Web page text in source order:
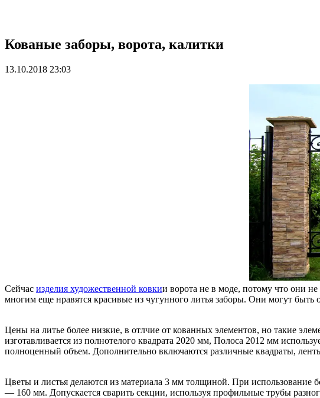
Кованые заборы, ворота, калитки
13.10.2018 23:03
Сейчас изделия художественной ковкии ворота не в моде, потому что они
многим еще нравятся красивые из чугунного литья заборы. Они могут
Цены на литье более низкие, в отлчие от кованных элементов, но такие
изготавливается из полнотелого квадрата 2020 мм, Полоса 2012 мм
полноценный объем. Дополнительно включаются различные квадраты,
Цветы и листья делаются из материала 3 мм толщиной. При использование
— 160 мм. Допускается сварить секции, используя профильные трубы